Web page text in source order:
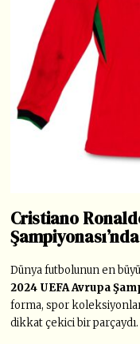
Cristiano
Dünya futbolunun en
2024 UEFA Avrupa
forma, spor
dikkat çekici bir parçaydı.